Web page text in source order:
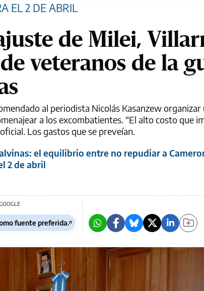
EL 2 DE ABRIL
de Milei,
veteranos de la
al periodista Nicolás Kasanzew
a los excombatientes. “El alto costo que
Los gastos que se preveían.
el equilibrio entre no repudiar a
2 de abril
fuente preferida